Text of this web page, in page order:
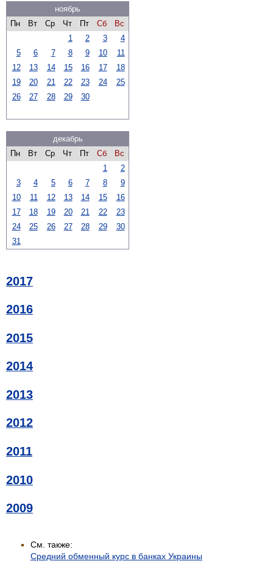
ноябрь
Пн
Вт Ср Чт Пт Сб
Вс
1
2 3
4
5
6 7 8 9 10
11
12
13 14 15 16 17
18
19
20 21 22 23 24
25
26
27 28 29 30
декабрь
Пн
Вт Ср Чт Пт Сб
Вс
1
2
3
4 5 6 7 8
9
10
11 12 13 14 15
16
17
18 19 20 21 22
23
24
25 26 27 28 29
30
31
2017
2016
2015
2014
2013
2012
2011
2010
2009
См. также:
Средний обменный курс в банках Украины